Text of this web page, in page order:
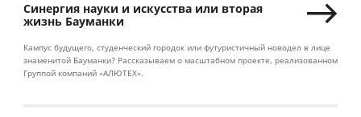
Синергия науки и искусства или вторая
жизнь Бауманки
Кампус будущего, студенческий городок или футуристичный новодел в лице
знаменитой Бауманки? Рассказываем о масштабном проекте, реализованном
Группой компаний «АЛЮТЕХ».